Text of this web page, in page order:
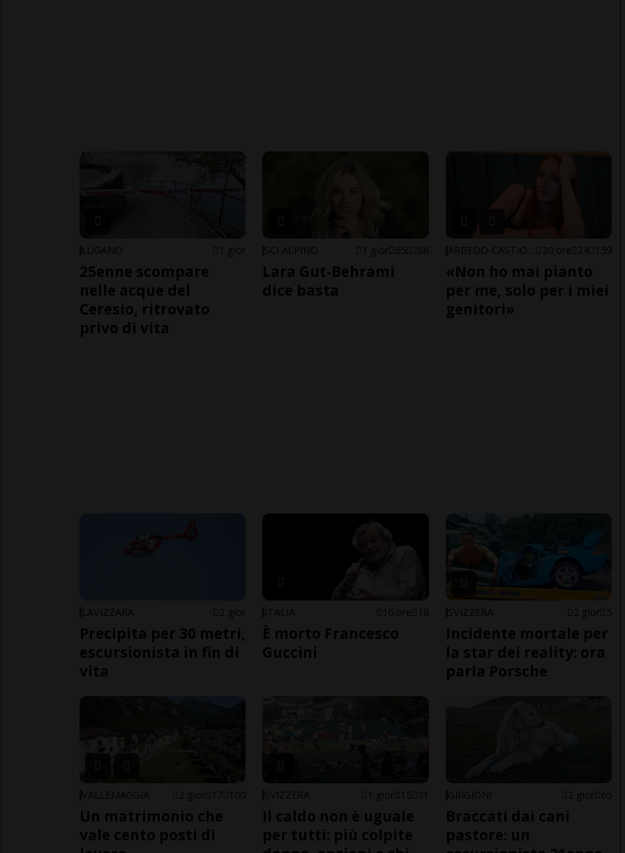
LUGANO 1 gior
25enne scompare
nelle acque del
Ceresio, ritrovato
privo di vita
SCI ALPINO 1 gior 65 286
Lara Gut-Behrami
dice basta
20 ore 24 159
«Non ho mai pianto
per me, solo per i miei
genitori»
LAVIZZARA 2 gior
Precipita per 30 metri,
escursionista in fin di
vita
ITALIA 16 ore 18
È morto Francesco
Guccini
SVIZZERA 2 gior 5
Incidente mortale per
la star dei reality: ora
parla Porsche
VALLEMAGGIA 2 gior 17 100
Un matrimonio che
vale cento posti di
SVIZZERA 1 gior 15 31
Il caldo non è uguale
per tutti: più colpite
GRIGIONI 2 gior 65
Braccati dai cani
pastore: un